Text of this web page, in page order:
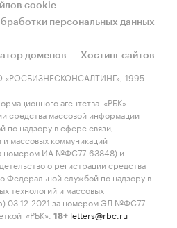
тот, кто приобретал
в течение последних 12
в течение последних 12
cookie
персональных данных
доменов
Хостинг сайтов
1995-
агентства «РБК»
средства массовой информации
надзору в сфере связи,
массовых коммуникаций
номером ИА №ФС77-63848) и
о регистрации средства
Федеральной службой по надзору в
технологий и массовых
03.12.2021 за номером ЭЛ №ФС77-
«РБК».
18+ letters@rbc.ru